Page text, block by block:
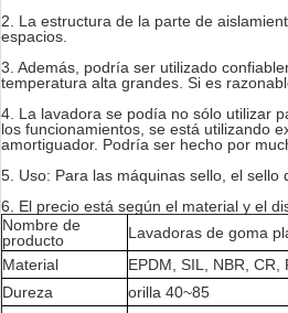
2. La estructura de la parte de
espacios.
3. Además, podría ser utilizado
temperatura alta grandes. Si es
4. La lavadora se podía no sólo utilizar
los funcionamientos, se está utilizando
amortiguador. Podría ser hecho por
5. Uso: Para las máquinas sello, el sello
6. El precio está según el material y el
Nombre de
producto
Lavadoras de goma
Material
EPDM, SIL, NBR, CR,
Dureza
orilla 40~85